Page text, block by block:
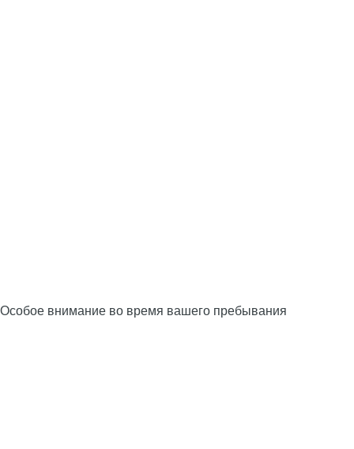
Особое внимание во время вашего пребывания